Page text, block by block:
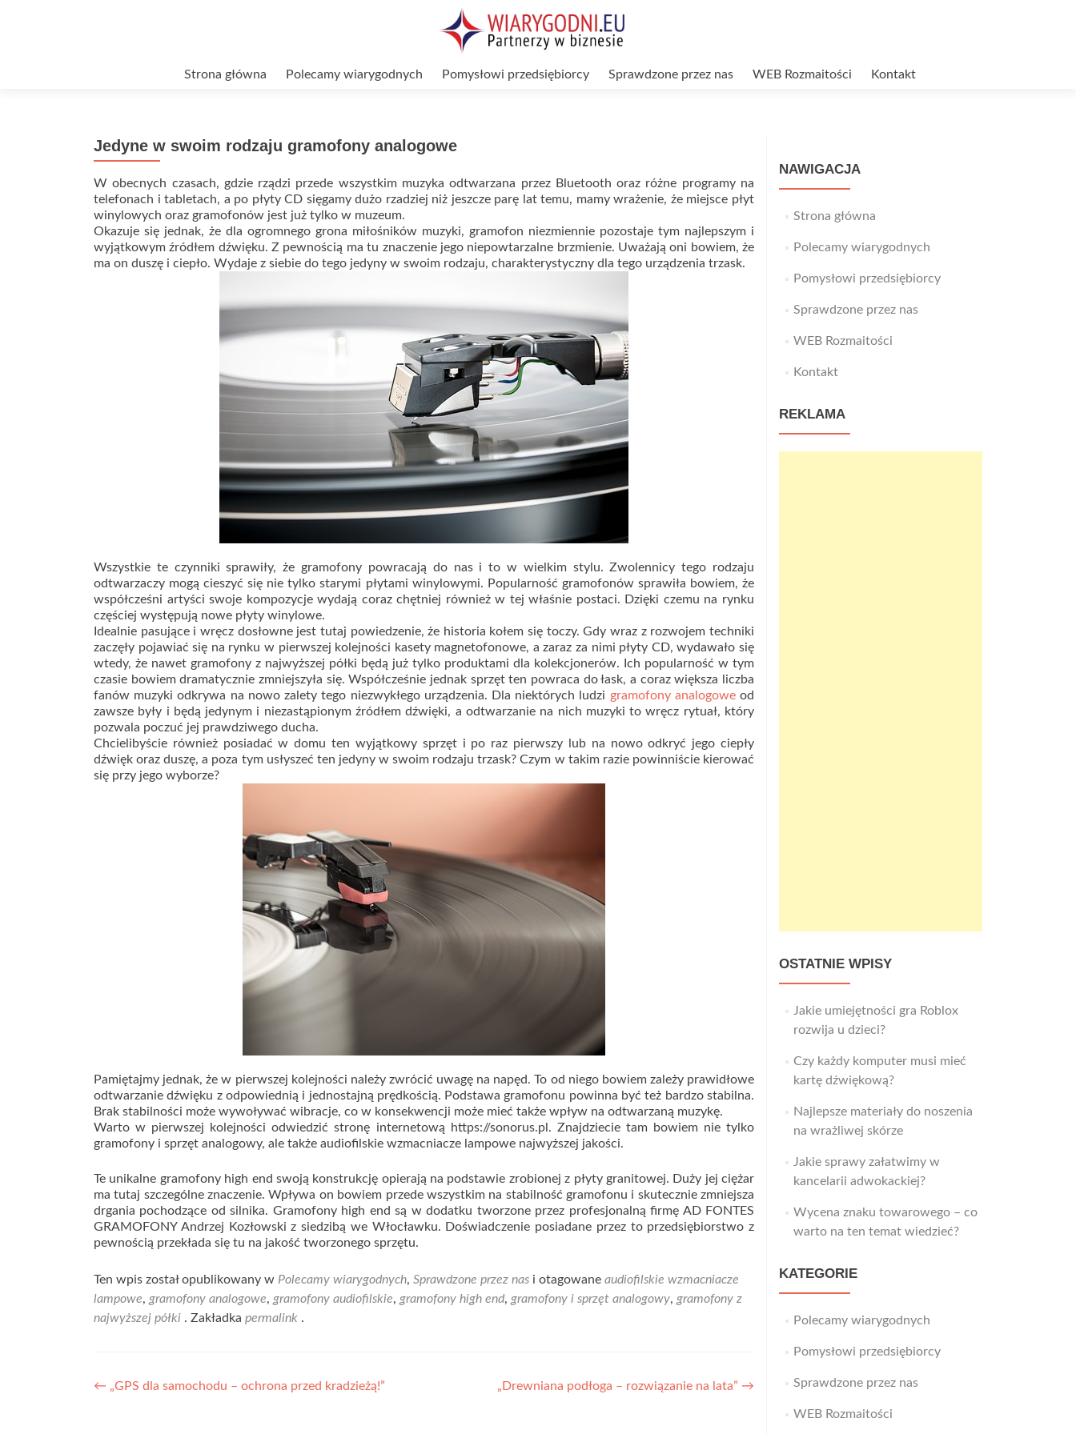
Strona główna Polecamy wiarygodnych Pomysłowi przedsiębiorcy Sprawdzone przez nas WEB Rozmaitości Kontakt
Jedyne w swoim rodzaju gramofony analogowe
W obecnych czasach, gdzie rządzi przede wszystkim muzyka odtwarzana przez Bluetooth oraz różne programy na
telefonach i tabletach, a po płyty CD sięgamy dużo rzadziej niż jeszcze parę lat temu, mamy wrażenie, że miejsce płyt
winylowych oraz gramofonów jest już tylko w muzeum.
Okazuje się jednak, że dla ogromnego grona miłośników muzyki, gramofon niezmiennie pozostaje tym najlepszym i
wyjątkowym źródłem dźwięku. Z pewnością ma tu znaczenie jego niepowtarzalne brzmienie. Uważają oni bowiem, że
ma on duszę i ciepło. Wydaje z siebie do tego jedyny w swoim rodzaju, charakterystyczny dla tego urządzenia trzask.
Wszystkie te czynniki sprawiły, że gramofony powracają do nas i to w wielkim stylu. Zwolennicy tego rodzaju
odtwarzaczy mogą cieszyć się nie tylko starymi płytami winylowymi. Popularność gramofonów sprawiła bowiem, że
współcześni artyści swoje kompozycje wydają coraz chętniej również w tej właśnie postaci. Dzięki czemu na rynku
częściej występują nowe płyty winylowe.
Idealnie pasujące i wręcz dosłowne jest tutaj powiedzenie, że historia kołem się toczy. Gdy wraz z rozwojem techniki
zaczęły pojawiać się na rynku w pierwszej kolejności kasety magnetofonowe, a zaraz za nimi płyty CD, wydawało się
wtedy, że nawet gramofony z najwyższej półki będą już tylko produktami dla kolekcjonerów. Ich popularność w tym
czasie bowiem dramatycznie zmniejszyła się. Współcześnie jednak sprzęt ten powraca do łask, a coraz większa liczba
fanów muzyki odkrywa na nowo zalety tego niezwykłego urządzenia. Dla niektórych ludzi gramofony analogoweod
zawsze były i będą jedynym i niezastąpionym źródłem dźwięki, a odtwarzanie na nich muzyki to wręcz rytuał, który
pozwala poczuć jej prawdziwego ducha.
Chcielibyście również posiadać w domu ten wyjątkowy sprzęt i po raz pierwszy lub na nowo odkryć jego ciepły
dźwięk oraz duszę, a poza tym usłyszeć ten jedyny w swoim rodzaju trzask? Czym w takim razie powinniście kierować
się przy jego wyborze?
Pamiętajmy jednak, że w pierwszej kolejności należy zwrócić uwagę na napęd. To od niego bowiem zależy prawidłowe
odtwarzanie dźwięku z odpowiednią i jednostajną prędkością. Podstawa gramofonu powinna być też bardzo stabilna.
Brak stabilności może wywoływać wibracje, co w konsekwencji może mieć także wpływ na odtwarzaną muzykę.
Warto w pierwszej kolejności odwiedzić stronę internetową https://sonorus.pl. Znajdziecie tam bowiem nie tylko
gramofony i sprzęt analogowy, ale także audiofilskie wzmacniacze lampowe najwyższej jakości.
Te unikalne gramofony high end swoją konstrukcję opierają na podstawie zrobionej z płyty granitowej. Duży jej ciężar
ma tutaj szczególne znaczenie. Wpływa on bowiem przede wszystkim na stabilność gramofonu i skutecznie zmniejsza
drgania pochodzące od silnika. Gramofony high end są w dodatku tworzone przez profesjonalną firmę AD FONTES
GRAMOFONY Andrzej Kozłowski z siedzibą we Włocławku. Doświadczenie posiadane przez to przedsiębiorstwo z
pewnością przekłada się tu na jakość tworzonego sprzętu.
Ten wpis został opublikowany w Polecamy wiarygodnych, Sprawdzone przez nas i otagowane audiofilskie wzmacniacze
lampowe, gramofony analogowe, gramofony audiofilskie, gramofony high end, gramofony i sprzęt analogowy, gramofony z
najwyższej półki . Zakładka permalink .
Nawigacja
← „GPS dla samochodu – ochrona przed kradzieżą!” „Drewniana podłoga – rozwiązanie na lata” →
NAWIGACJA
Strona główna
Polecamy wiarygodnych
Pomysłowi przedsiębiorcy
Sprawdzone przez nas
WEB Rozmaitości
Kontakt
REKLAMA
OSTATNIE WPISY
Jakie umiejętności gra Roblox
rozwija u dzieci?
Czy każdy komputer musi mieć
kartę dźwiękową?
Najlepsze materiały do noszenia
na wrażliwej skórze
Jakie sprawy załatwimy w
kancelarii adwokackiej?
Wycena znaku towarowego – co
warto na ten temat wiedzieć?
KATEGORIE
Polecamy wiarygodnych
Pomysłowi przedsiębiorcy
Sprawdzone przez nas
WEB Rozmaitości